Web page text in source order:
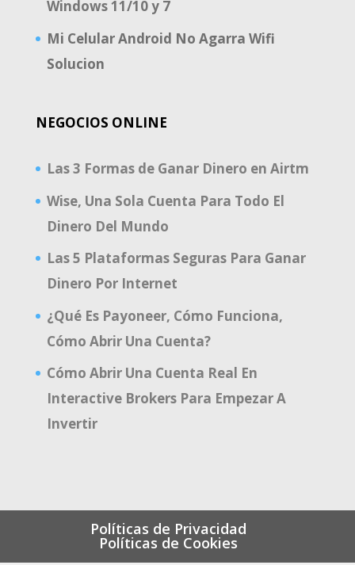
Windows 11/10 y 7
Mi Celular Android No Agarra Wifi
Solucion
NEGOCIOS ONLINE
Las 3 Formas de Ganar Dinero en Airtm
Wise, Una Sola Cuenta Para Todo El
Dinero Del Mundo
Las 5 Plataformas Seguras Para Ganar
Dinero Por Internet
¿Qué Es Payoneer, Cómo Funciona,
Cómo Abrir Una Cuenta?
Cómo Abrir Una Cuenta Real En
Interactive Brokers Para Empezar A
Invertir
Políticas de Privacidad
Políticas de Cookies